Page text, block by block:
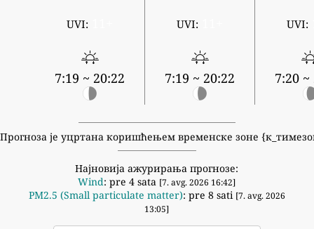
UVI:
7:19 ~ 20:22
UVI:
7:19 ~ 20:22
UVI:
7:20 ~
Прогноза је уцртана коришћењем временске зоне
Најновија ажурирања прогнозе:
Wind: pre 4 sata [7. avg. 2026 16:42]
PM2.5 (Small particulate matter): pre 8 sati [7. avg. 2026
13:05]